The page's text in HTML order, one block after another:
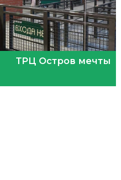
ТРЦ Остров мечты